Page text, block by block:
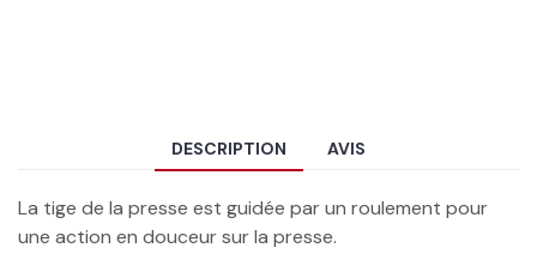
DESCRIPTION AVIS
La tige de la presse est guidée par un roulement pour
une action en douceur sur la presse.